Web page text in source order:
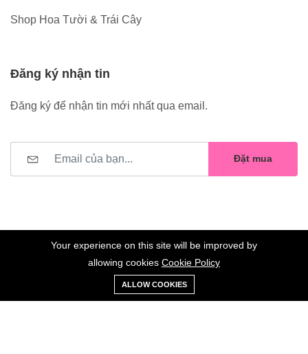
Shop Hoa Tười & Trái Cây
Đăng ký nhận tin
Đăng ký để nhận tin mới nhất qua email.
Đặt mua
©2023 Hoa Nelly . All Rights Reserved.
0
Xe
đẩy
Danh sách
yêu thích
Your experience on this site will be improved by
allowing cookies Cookie Policy
ALLOW COOKIES